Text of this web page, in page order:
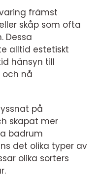
främst
skåp som ofta
Dessa
alltid estetiskt
hänsyn till
nå
på
skapat mer
badrum
det olika typer av
olika sorters